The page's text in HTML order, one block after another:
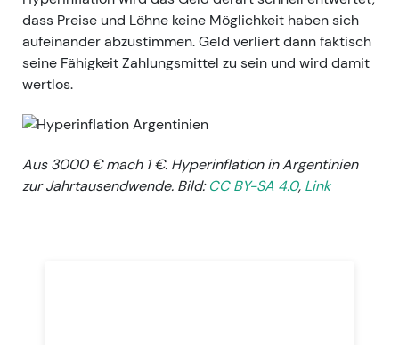
dass Preise und Löhne keine Möglichkeit haben sich
aufeinander abzustimmen. Geld verliert dann faktisch
seine Fähigkeit Zahlungsmittel zu sein und wird damit
wertlos.
Aus 3000 € mach 1 €. Hyperinflation in Argentinien
zur Jahrtausendwende. Bild:CC BY-SA 4.0, Link